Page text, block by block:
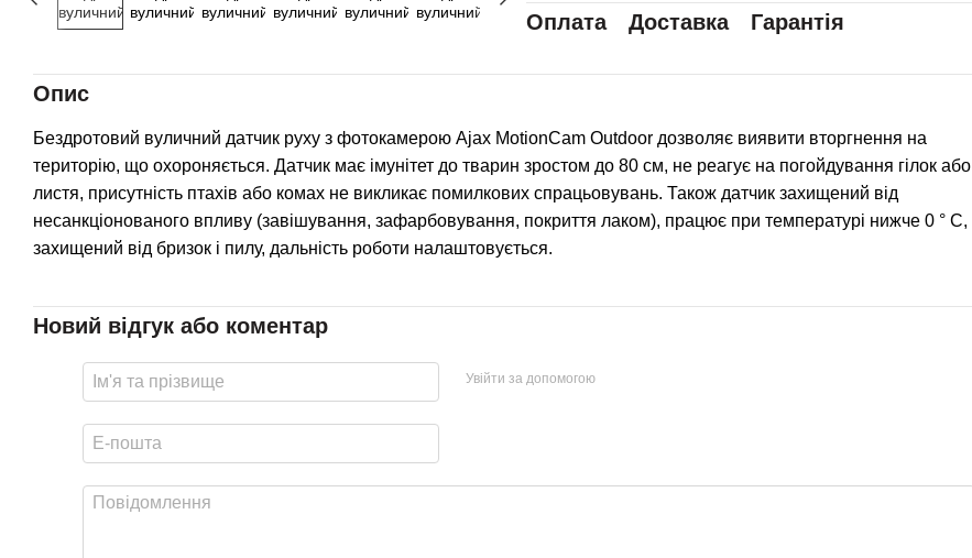
Оплата Доставка Гарантія
Опис
Бездротовий вуличний датчик руху з фотокамерою Ajax MotionCam Outdoor дозволяє виявити вторгнення на
територію, що охороняється. Датчик має імунітет до тварин зростом до 80 см, не реагує на погойдування гілок або
листя, присутність птахів або комах не викликає помилкових спрацьовувань. Також датчик захищений від
несанкціонованого впливу (завішування, зафарбовування, покриття лаком), працює при температурі нижче 0 ° C,
захищений від бризок і пилу, дальність роботи налаштовується.
Новий відгук або коментар
Увійти за допомогою